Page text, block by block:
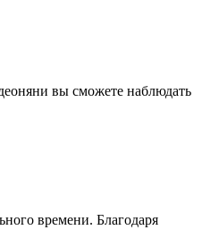
вы сможете наблюдать
времени. Благодаря